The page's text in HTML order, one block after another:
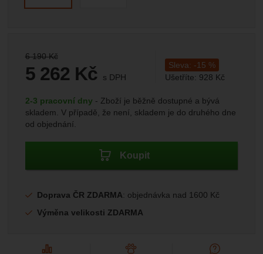
návštěv a zdroje návštěv našich internetových stránek.
Marketingové
Zobrazit
Marketingové cookies používáme my nebo naši partneři,
abychom vám mohli zobrazit vhodné obsahy nebo reklamy
Sleva: -15 %
Ušetříte: 928 Kč
Původní cena:
6 190Kč
5 262 Kč s DPH
Dostupnost:
2-3 pracovní dny
Zboží je běžně dostupné a bývá
skladem. V případě, že není, skladem je do druhého dne
od objednání.
Koupit
Doprava ČR ZDARMA: objednávka nad 1600 Kč
Výměna velikosti ZDARMA